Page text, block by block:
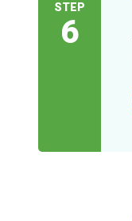
STEP
6